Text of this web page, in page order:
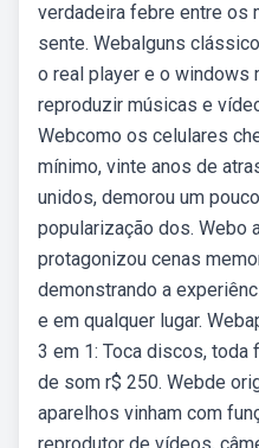
verdadeira febre entre os
sente. Webalguns
o real player e o windows
reproduzir músicas e
Webcomo os celulares
mínimo, vinte anos de
unidos, demorou um
popularização dos. Webo
protagonizou cenas
demonstrando a
e em qualquer lugar.
3 em 1: Toca discos, toda
de som r$ 250. Webde
aparelhos vinham com